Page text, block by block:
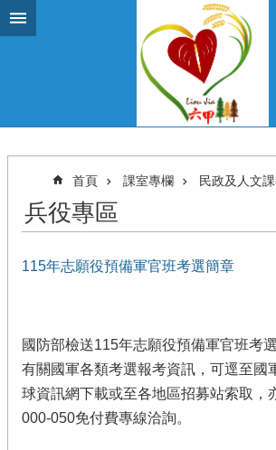
跳到主要內容區塊
首頁 課室專欄 民政及人文
兵役專區
115年志願役預備軍官班考選簡章
國防部檢送115年志願役預備軍官班考
有關國軍各類考選報考資訊，可逕至國
球資訊網下載或至各地區招募站索取，
000-050免付費專線洽詢。